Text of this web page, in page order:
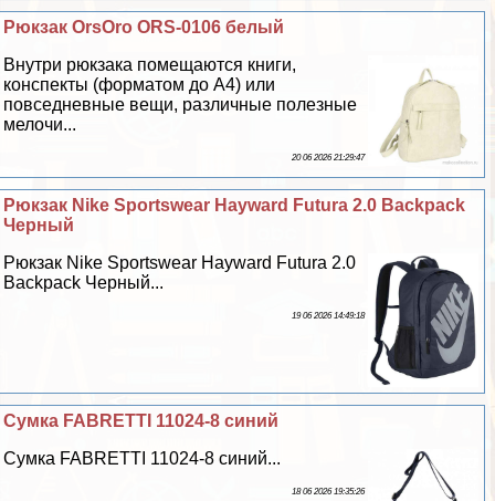
Рюкзак OrsOro ORS-0106 белый
Внутри рюкзака помещаются книги,
конспекты (форматом до А4) или
повседневные вещи, различные полезные
мелочи...
20 06 2026 21:29:47
Рюкзак Nike Sportswear Hayward Futura 2.0 Backpack
Черный
Рюкзак Nike Sportswear Hayward Futura 2.0
Backpack Черный...
19 06 2026 14:49:18
Сумка FABRETTI 11024-8 синий
Сумка FABRETTI 11024-8 синий...
18 06 2026 19:35:26